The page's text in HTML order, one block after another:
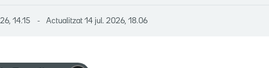
14.15 Actualitzat 14 jul. 2026, 18.06